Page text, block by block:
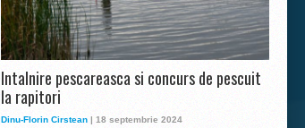
Intalnire pescareasca si concurs de pescuit
la rapitori
Dinu-Florin Cirstean | 18 septembrie 2024